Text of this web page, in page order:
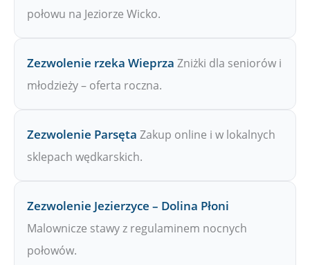
połowu na Jeziorze Wicko.
Zezwolenie rzeka Wieprza Zniżki dla seniorów i
młodzieży – oferta roczna.
Zezwolenie Parsęta Zakup online i w lokalnych
sklepach wędkarskich.
Zezwolenie Jezierzyce – Dolina Płoni
Malownicze stawy z regulaminem nocnych
połowów.